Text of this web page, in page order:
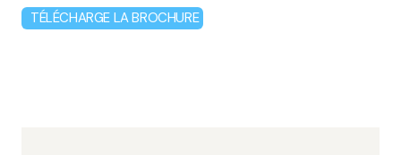
TÉLÉCHARGE LA BROCHURE